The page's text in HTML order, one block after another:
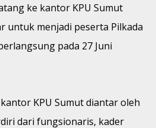
ke kantor KPU Sumut
untuk menjadi peserta Pilkada
pada 27 Juni
KPU Sumut diantar oleh
dari fungsionaris, kader